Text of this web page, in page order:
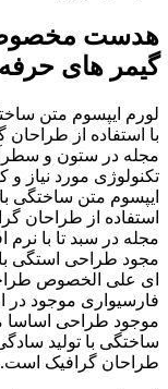
هدست مخصوص
گیمر های
لورم ایپسوم متن
با استفاده از
مجله در ستون و
تکنولوژی مورد نیاز و
ایپسوم متن ساختگی
استفاده از طراحان
مجله در سبد تا با
مجود طراحی استگی با
ای علی الخصوص
فارسیواری موجود در
موجود طراحی اساسا
ساختگی با تولید
طراحان گرافیک است.